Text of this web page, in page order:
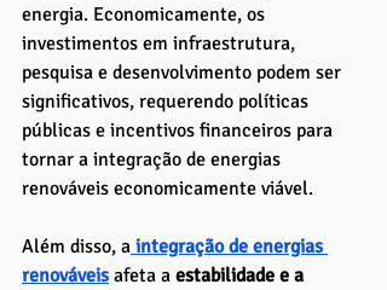
energia. Economicamente, os
investimentos em infraestrutura,
pesquisa e desenvolvimento podem ser
significativos, requerendo políticas
públicas e incentivos financeiros para
tornar a integração de energias
renováveis economicamente viável.
Além disso, a integração de energias
renováveis afeta a estabilidade e a